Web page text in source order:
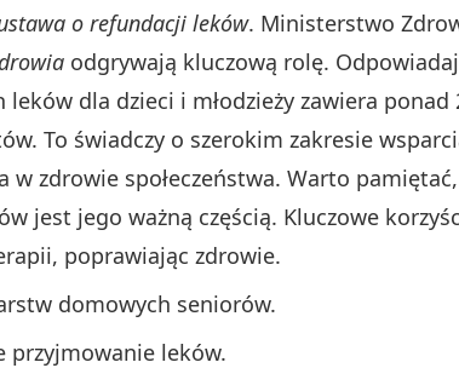
o refundacji leków. Ministerstwo
odgrywają kluczową rolę.
dla dzieci i młodzieży zawiera
To świadczy o szerokim zakresie
zdrowie społeczeństwa. Warto
jest jego ważną częścią. Kluczowe
poprawiając zdrowie.
domowych seniorów.
przyjmowanie leków.